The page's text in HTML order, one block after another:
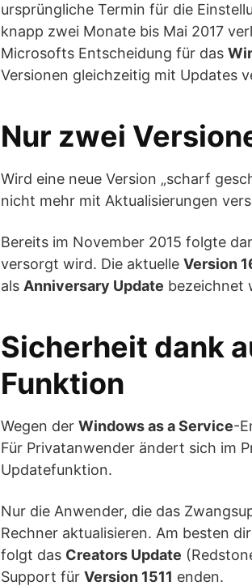
ursprüngliche Termin für die
knapp zwei Monate bis Mai 2017
Microsofts Entscheidung für das
Versionen gleichzeitig mit Updates
Nur zwei
Wird eine neue Version „scharf
nicht mehr mit Aktualisierungen
Bereits im November 2015 folgte
versorgt wird. Die aktuelle Version
als Anniversary Update bezeichnet
Sicherheit dank
Funktion
Wegen der Windows as a Service-
Für Privatanwender ändert sich im
Updatefunktion.
Nur die Anwender, die das
Rechner aktualisieren. Am besten
folgt das Creators Update
Support für Version 1511 enden.